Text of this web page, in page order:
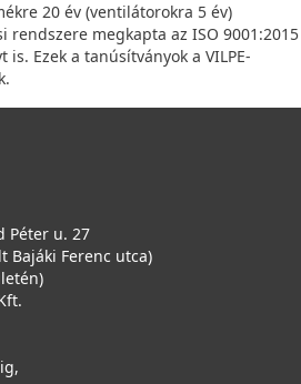
20 év (ventilátorokra 5 év)
megkapta az ISO 9001:2015
Ezek a tanúsítványok a VILPE-
Péter u. 27
Bajáki Ferenc utca)